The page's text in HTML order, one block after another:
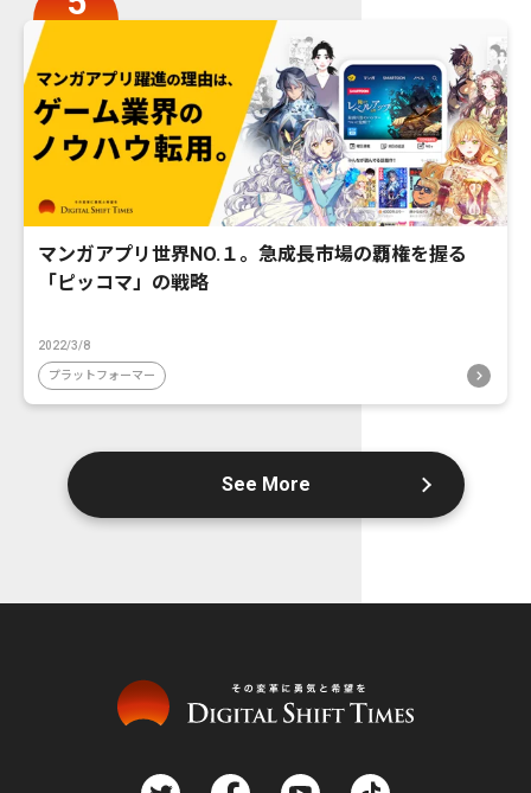
マンガアプリ世界NO.１。急成長市場の覇権を握る
「ピッコマ」の戦略
2022/3/8
プラットフォーマー
See More